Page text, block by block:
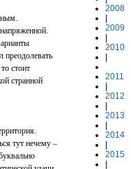
преодолевать
стоит
странной
тут нечему –
2008
2009
2010
2011
2012
2013
2014
2015